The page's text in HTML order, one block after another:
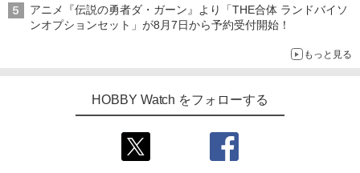
アニメ『伝説の勇者ダ・ガーン』より「THE合体 ランドバイソ
ンオプションセット」が8月7日から予約受付開始！
もっと見る
HOBBY Watch をフォローする